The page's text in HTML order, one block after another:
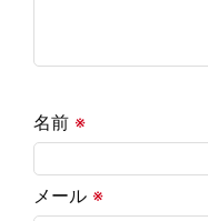
名前 ※
メール ※